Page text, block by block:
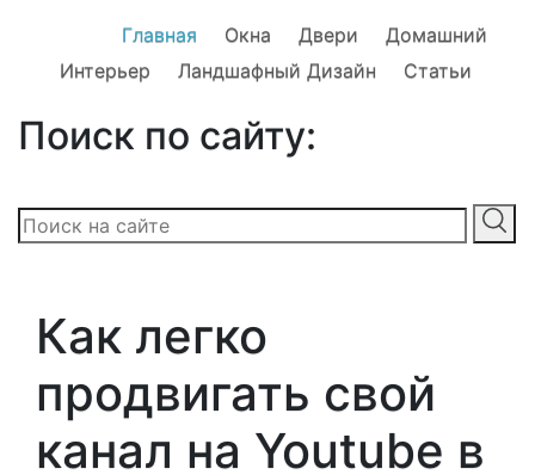
Главная Окна Двери
Домашний
Интерьер
Ландшафный Дизайн Статьи
Поиск по сайту:
Как легко
продвигать свой
канал на Youtube в